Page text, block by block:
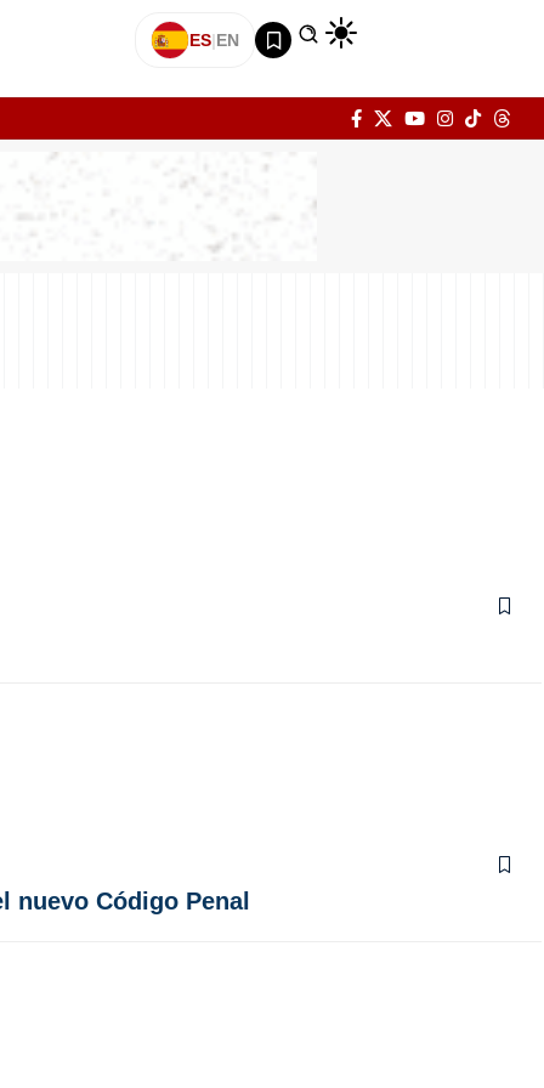
ES|EN
nuevo Código Penal